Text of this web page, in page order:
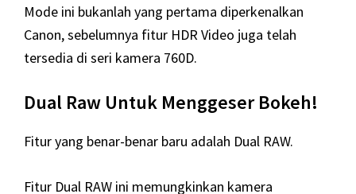
Mode ini bukanlah yang pertama diperkenalkan
Canon, sebelumnya fitur HDR Video juga telah
tersedia di seri kamera 760D.
Dual Raw Untuk Menggeser Bokeh!
Fitur yang benar-benar baru adalah Dual RAW.
Fitur Dual RAW ini memungkinkan kamera